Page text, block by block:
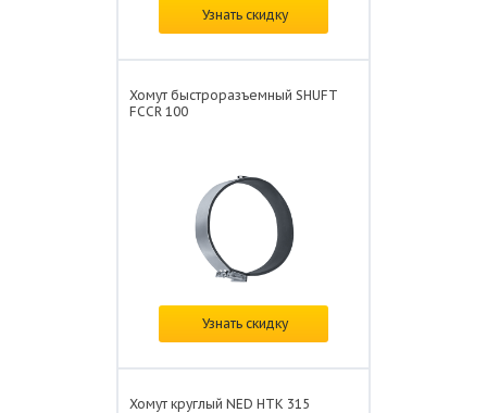
Цена: от441 ₽/шт.
Узнать скидку
Хомут быстроразъемный SHUFT
FCCR 100
Цена: от399 ₽/шт.
Узнать скидку
Хомут круглый NED HTK 315